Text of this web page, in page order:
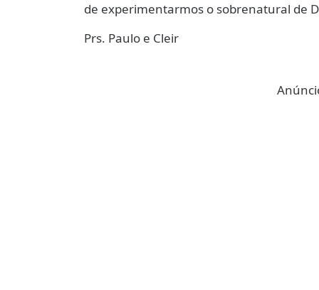
de experimentarmos o sobrenatural de
Prs. Paulo e Cleir